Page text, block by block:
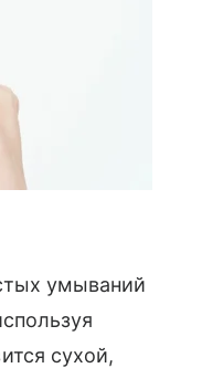
умываний
сухой,